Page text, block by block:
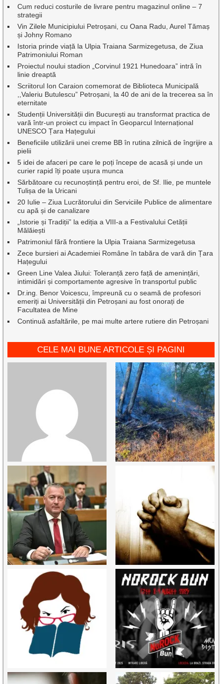
Cum reduci costurile de livrare pentru magazinul online – 7
strategii
Vin Zilele Municipiului Petroșani, cu Oana Radu, Aurel Tămaș
și Johny Romano
Istoria prinde viață la Ulpia Traiana Sarmizegetusa, de Ziua
Patrimoniului Roman
Proiectul noului stadion „Corvinul 1921 Hunedoara” intră în
linie dreaptă
Scriitorul Ion Caraion comemorat de Biblioteca Municipală
,,Valeriu Butulescu” Petroșani, la 40 de ani de la trecerea sa în
eternitate
Studenții Universității din București au transformat practica de
vară într-un proiect cu impact în Geoparcul Internațional
UNESCO Țara Hațegului
Beneficiile utilizării unei creme BB în rutina zilnică de îngrijire a
pielii
5 idei de afaceri pe care le poți începe de acasă și unde un
curier rapid îți poate ușura munca
Sărbătoare cu recunoștință pentru eroi, de Sf. Ilie, pe muntele
Tulișa de la Uricani
20 Iulie – Ziua Lucrătorului din Serviciile Publice de alimentare
cu apă și de canalizare
„Istorie și Tradiții” la ediția a VIII-a a Festivalului Cetății
Mălăiești
Patrimoniul fără frontiere la Ulpia Traiana Sarmizegetusa
Zece bursieri ai Academiei Române în tabăra de vară din Țara
Hațegului
Green Line Valea Jiului: Toleranță zero față de amenințări,
intimidări și comportamente agresive în transportul public
Dr.ing. Benor Voicescu, împreună cu o seamă de profesori
emeriți ai Universității din Petroșani au fost onorați de
Facultatea de Mine
Continuă asfaltările, pe mai multe artere rutiere din Petroșani
CELE MAI BUNE ARTICOLE ȘI PAGINI